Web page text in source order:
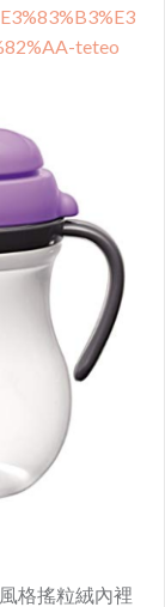
teteo
格搖粒絨內裡